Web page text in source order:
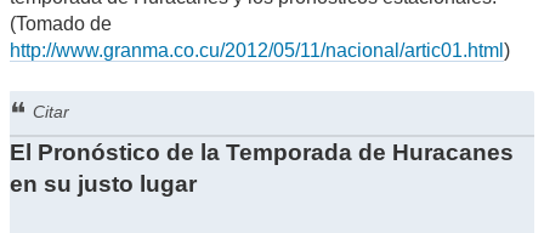
(Tomado de
http://www.granma.co.cu/2012/05/11/nacional/artic01.html )
Citar
El Pronóstico de la Temporada de Huracanes
en su justo lugar